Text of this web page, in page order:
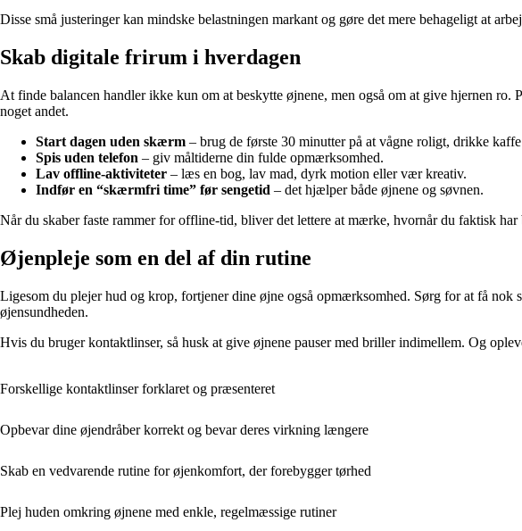
Disse små justeringer kan mindske belastningen markant og gøre det mere behageligt at
Skab digitale frirum i hverdagen
At finde balancen handler ikke kun om at beskytte øjnene, men også om at give hjernen ro.
noget andet.
Start dagen uden skærm – brug de første 30 minutter på at vågne roligt, drikke
Spis uden telefon – giv måltiderne din fulde opmærksomhed.
Lav offline-aktiviteter – læs en bog, lav mad, dyrk motion eller vær kreativ.
Indfør en “skærmfri time” før sengetid – det hjælper både øjnene og søvnen.
Når du skaber faste rammer for offline-tid, bliver det lettere at mærke, hvornår du faktisk har
Øjenpleje som en del af din rutine
Ligesom du plejer hud og krop, fortjener dine øjne også opmærksomhed. Sørg for at få
øjensundheden.
Hvis du bruger kontaktlinser, så husk at give øjnene pauser med briller indimellem. Og
Forskellige kontaktlinser forklaret og præsenteret
Opbevar dine øjendråber korrekt og bevar deres virkning længere
Skab en vedvarende rutine for øjenkomfort, der forebygger tørhed
Plej huden omkring øjnene med enkle, regelmæssige rutiner